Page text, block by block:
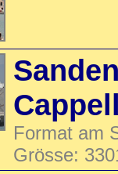
Format am
Grösse: